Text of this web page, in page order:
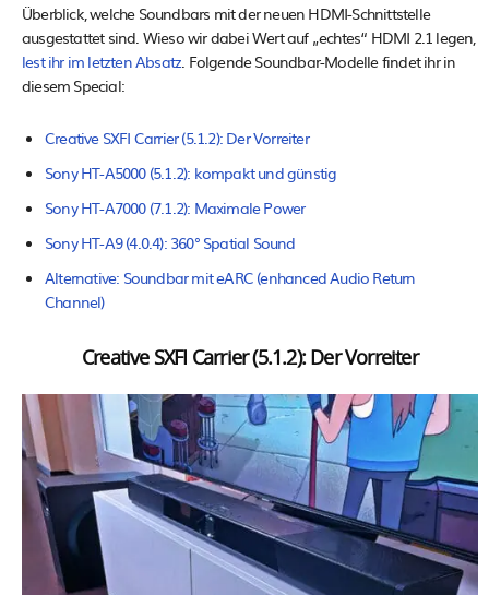
Überblick, welche Soundbars mit der neuen HDMI-Schnittstelle
ausgestattet sind. Wieso wir dabei Wert auf „echtes“ HDMI 2.1 legen,
lest ihr im letzten Absatz . Folgende Soundbar-Modelle findet ihr in
diesem Special:
Creative SXFI Carrier (5.1.2): Der Vorreiter
Sony HT-A5000 (5.1.2): kompakt und günstig
Sony HT-A7000 (7.1.2): Maximale Power
Sony HT-A9 (4.0.4): 360° Spatial Sound
Alternative: Soundbar mit eARC (enhanced Audio Return
Channel)
Creative SXFI Carrier (5.1.2): Der Vorreiter